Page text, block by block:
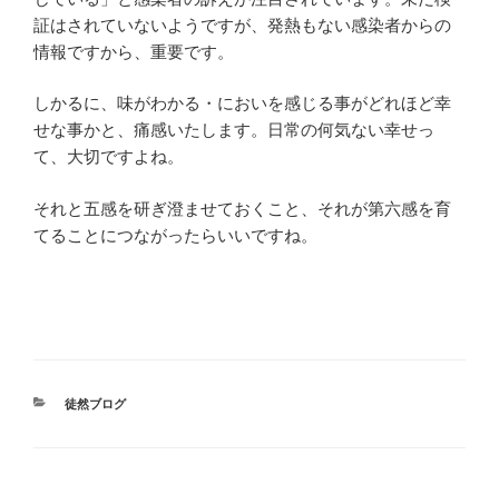
証はされていないようですが、発熱もない感染者からの
情報ですから、重要です。
しかるに、味がわかる・においを感じる事がどれほど幸
せな事かと、痛感いたします。日常の何気ない幸せっ
て、大切ですよね。
それと五感を研ぎ澄ませておくこと、それが第六感を育
てることにつながったらいいですね。
カ
徒然ブログ